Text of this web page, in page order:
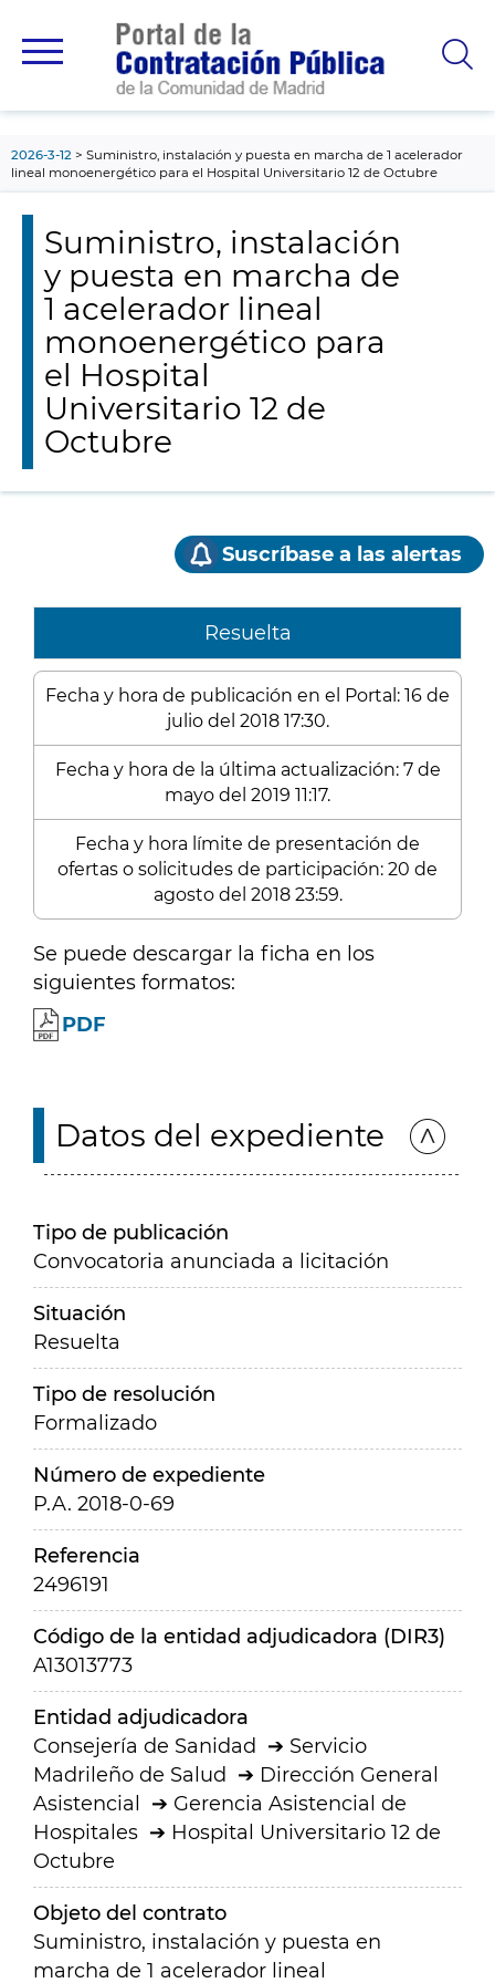
principal
2026-3-12
Suministro, instalación y puesta en marcha de 1 acelerador
lineal monoenergético para el Hospital Universitario 12 de Octubre
Suministro, instalación
y puesta en marcha de
1 acelerador lineal
monoenergético para
el Hospital
Universitario 12 de
Octubre
Suscríbase a las alertas
Resuelta
Fecha y hora de publicación en el Portal: 16 de
julio del 2018 17:30.
Fecha y hora de la última actualización: 7 de
mayo del 2019 11:17.
Fecha y hora límite de presentación de
ofertas o solicitudes de participación: 20 de
agosto del 2018 23:59.
Se puede descargar la ficha en los
siguientes formatos:
PDF
Datos del expediente
Tipo de publicación
Convocatoria anunciada a licitación
Situación
Resuelta
Tipo de resolución
Formalizado
Número de expediente
P.A. 2018-0-69
Referencia
2496191
Código de la entidad adjudicadora (DIR3)
A13013773
Entidad adjudicadora
Consejería de Sanidad
Servicio
Madrileño de Salud
Dirección General
Asistencial
Gerencia Asistencial de
Hospitales
Hospital Universitario 12 de
Octubre
Objeto del contrato
Suministro, instalación y puesta en
marcha de 1 acelerador lineal